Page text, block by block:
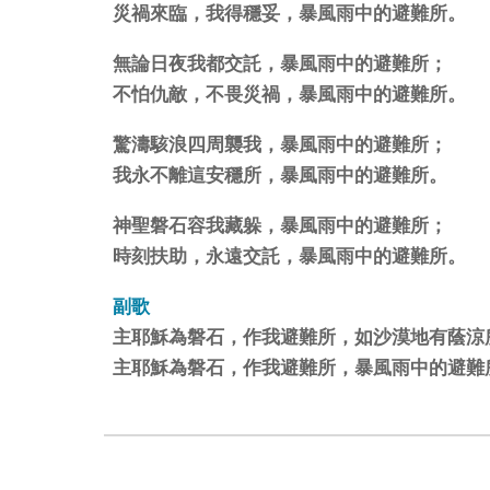
災禍來臨，我得穩妥，暴風雨中的避難所。
無論日夜我都交託，暴風雨中的避難所；
不怕仇敵，不畏災禍，暴風雨中的避難所。
驚濤駭浪四周襲我，暴風雨中的避難所；
我永不離這安穩所，暴風雨中的避難所。
神聖磐石容我藏躲，暴風雨中的避難所；
時刻扶助，永遠交託，暴風雨中的避難所。
副歌
主耶穌為磐石，作我避難所，如沙漠地有蔭涼
主耶穌為磐石，作我避難所，暴風雨中的避難